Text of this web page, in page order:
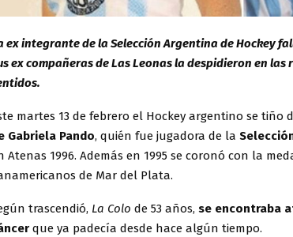
ex integrante de la Selección Argentina de Hockey
ex compañeras de Las Leonas la despidieron en las
martes 13 de febrero el Hockey argentino se tiño
Gabriela Pando, quién fue jugadora de la
Atenas 1996. Además en 1995 se coronó con la
de Mar del Plata.
trascendió, La Colo de 53 años, se encontraba
que ya padecía desde hace algún tiempo.